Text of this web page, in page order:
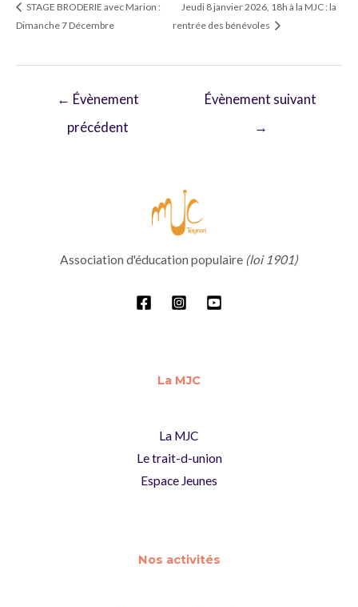
STAGE BRODERIE avec Marion :
Dimanche 7 Décembre
Jeudi 8 janvier 2026, 18h à la MJC : la
rentrée des bénévoles
Navigation
← Évènement
précédent
Évènement suivant
→
Association d'éducation populaire (loi 1901)
La MJC
La MJC
Le trait-d-union
Espace Jeunes
Nos activités